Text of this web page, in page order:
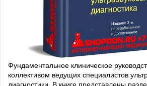
Фундаментальное клиническое
коллективом ведущих специалистов